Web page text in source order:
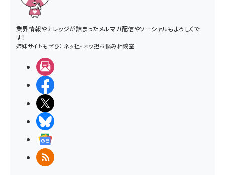
業界情報やナレッジが詰まったメルマガ配信やソーシャルもよろしくで
す！
姉妹サイトもぜひ： ネッ担・ ネッ担お悩み相談室
RSS